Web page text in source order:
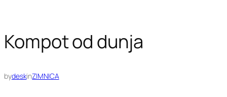
Kompot od dunja
bydeskinZIMNICA